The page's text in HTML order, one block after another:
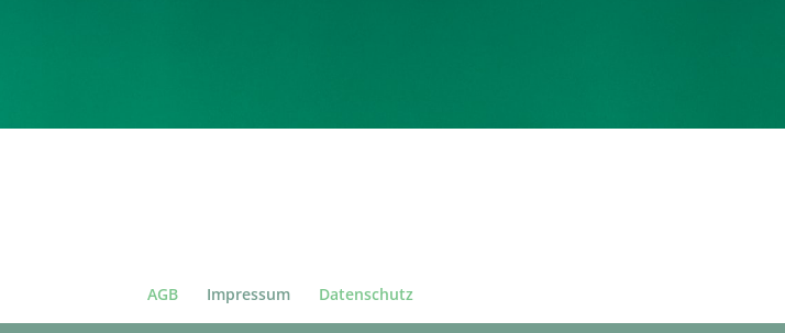
AGB Impressum Datenschutz